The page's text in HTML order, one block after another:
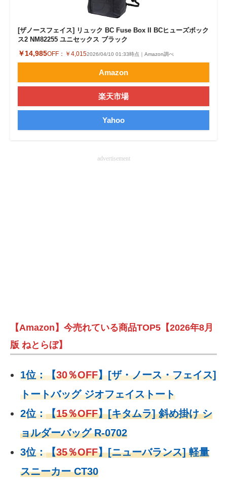
[ザノースフェイス] リュック BC Fuse Box II BCヒューズボック
ス2 NM82255 ユニセックス ブラック
￥14,985OFF： ￥4,0152026/04/10 01:33時点｜Amazon調べ
Amazon
楽天市場
Yahoo
advertisement
【Amazon】今売れている商品TOP5【2026年8月
版 ねとらぼ】
1位：【30％OFF】[ザ・ノース・フェイス]
トートバッグ ジオフェイストート
2位：【15％OFF】[キタムラ] 斜め掛け シ
ョルダーバッグ R-0702
3位：【35％OFF】[ニューバランス] 軽量
スニーカー CT30